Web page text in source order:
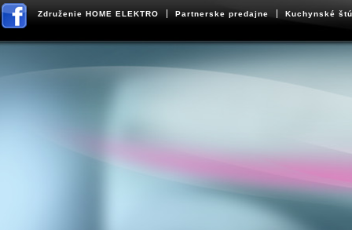
Združenie HOME ELEKTRO Partnerske predajne Kuchynské